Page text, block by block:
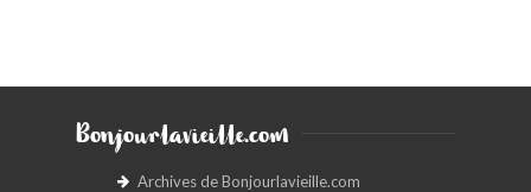
Bonjourlavieille.com
Archives de Bonjourlavieille.com